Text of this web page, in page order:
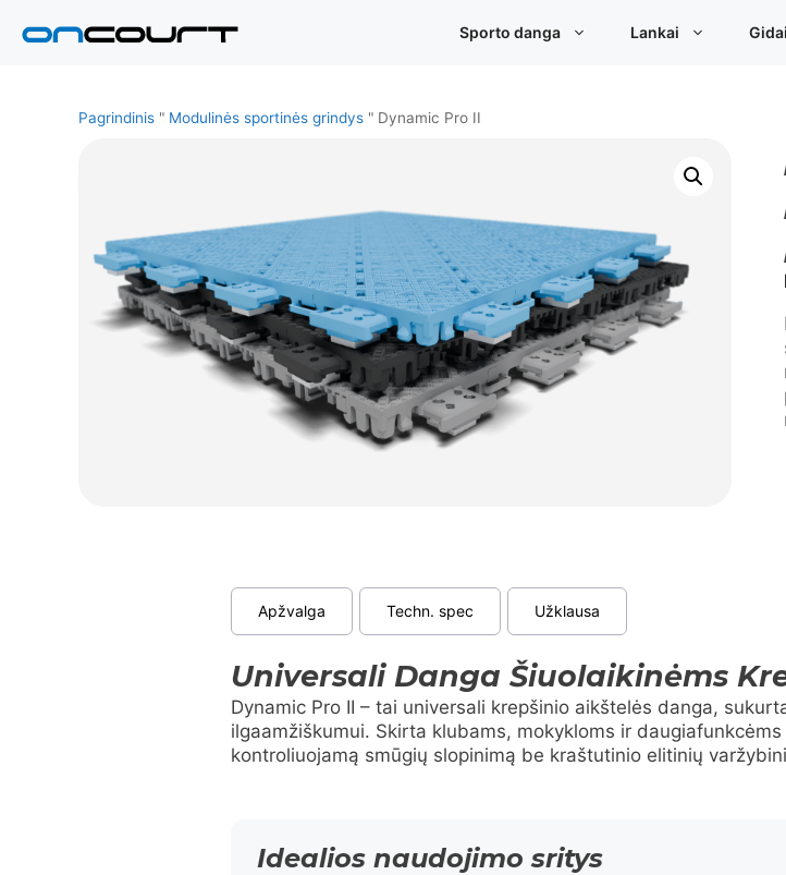
prie
Sporto danga Lankai Gidai
Pagrindinis " Modulinės sportinės grindys " Dynamic Pro II
Apžvalga Techn. spec Užklausa
Universali Danga Šiuolaikinėms
Dynamic Pro II – tai universali krepšinio aikštelės danga,
ilgaamžiškumui. Skirta klubams, mokykloms ir
kontroliuojamą smūgių slopinimą be kraštutinio elitinių
Idealios naudojimo sritys